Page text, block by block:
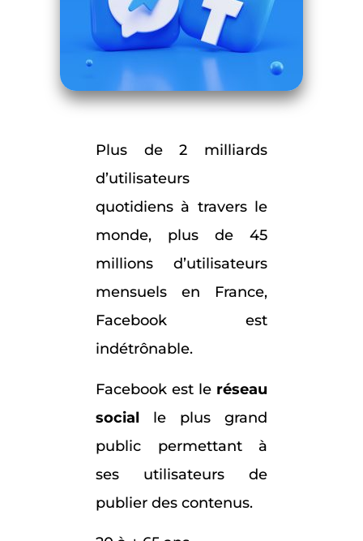
Plus de 2 milliards
d’utilisateurs
quotidiens à travers le
monde, plus de 45
millions d’utilisateurs
mensuels en France,
Facebook est
indétrônable.
Facebook est le réseau
social le plus grand
public permettant à
ses utilisateurs de
publier des contenus.